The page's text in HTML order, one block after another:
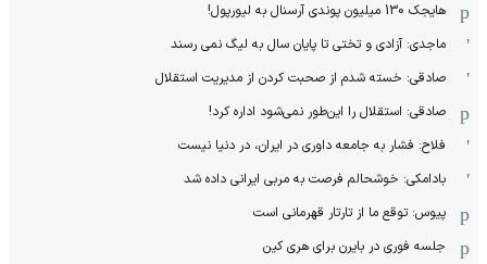
هایجک 130 میلیون پوندی آرسنال به لیورپول!
ماجدی: آزادی و تختی تا پایان سال به لیگ نمی رسند
صادقی: خسته شدم از صحبت کردن از مدیریت استقلال
صادقی: استقلال را این‌طور نمی‌شود اداره کرد!
فلاح: فشار به جامعه داوری در ایران، در دنیا نیست
بادامکی: خوشحالم فرصت به مربی ایرانی داده شد
پیوس: توقع ما از تارتار قهرمانی است
جلسه فوری در بایرن برای هری کین